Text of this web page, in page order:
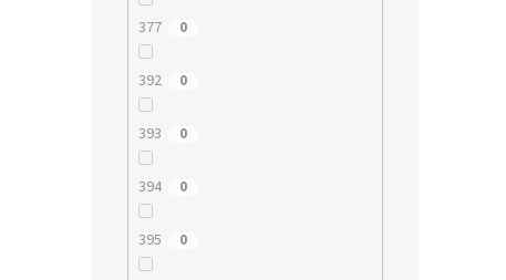
377 0
392 0
393 0
394 0
395 0